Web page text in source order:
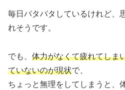
毎日バタバタしているけれど、
れそうです。
でも、 体力がなくて疲れてしま
ていないのが現状で、
ちょっと無理をしてしまうと、